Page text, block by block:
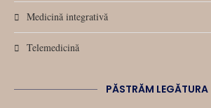
Medicină integrativă
Telemedicină
PĂSTRĂM LEGĂTURA